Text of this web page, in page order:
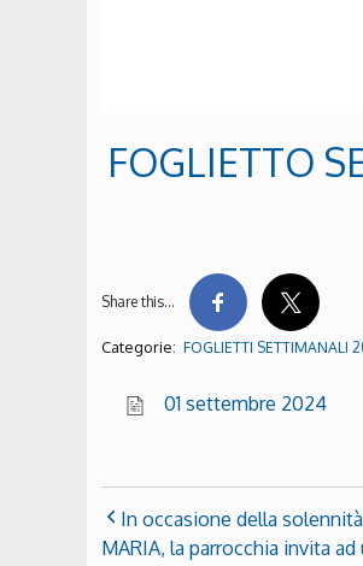
FOGLIETTO
Share this…
Categorie: FOGLIETTI SETTIMANALI
01 settembre 2024
In occasione della
MARIA, la parrocchia invita